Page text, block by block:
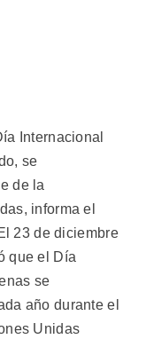
Internacional
se
de la
informa el
23 de diciembre
que el Día
se
año durante el
Unidas